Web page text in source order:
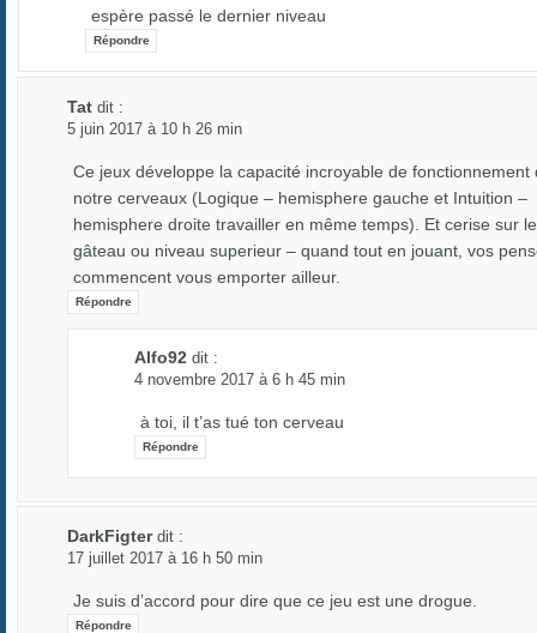
espère passé le dernier niveau
Répondre
Tat dit :
5 juin 2017 à 10 h 26 min
Ce jeux développe la capacité incroyable de fonctionnement
notre cerveaux (Logique – hemisphere gauche et Intuition –
hemisphere droite travailler en même temps). Et cerise sur le
gâteau ou niveau superieur – quand tout en jouant, vos
commencent vous emporter ailleur.
Répondre
Alfo92 dit :
4 novembre 2017 à 6 h 45 min
à toi, il t’as tué ton cerveau
Répondre
DarkFigter dit :
17 juillet 2017 à 16 h 50 min
Je suis d’accord pour dire que ce jeu est une drogue.
Répondre